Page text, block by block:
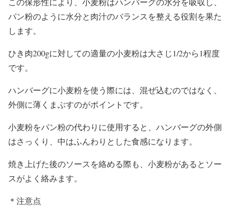
パン粉のように水分と肉汁のバランスを整える役割を果た
します。
ひき肉200gに対しての適量の小麦粉は大さじ1/2から1程度
です。
ハンバーグに小麦粉を使う際には、混ぜ込むのではなく、
外側に薄くまぶすのがポイントです。
小麦粉をパン粉の代わりに使用すると、ハンバーグの外側
はさっくり、中はふんわりとした食感になります。
焼き上げた後のソースを絡める際も、小麦粉があるとソー
スがよく絡みます。
＊注意点